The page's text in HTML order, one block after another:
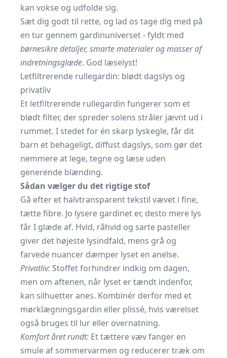
kan vokse og udfolde sig.
Sæt dig godt til rette, og lad os tage dig med på
en tur gennem gardinuniverset - fyldt med
børnesikre detaljer, smarte materialer og masser af
indretningsglæde. God læselyst!
Letfiltrerende rullegardin: blødt dagslys og
privatliv
Et letfiltrerende rullegardin fungerer som et
blødt filter, der spreder solens stråler jævnt ud i
rummet. I stedet for én skarp lyskegle, får dit
barn et behageligt, diffust dagslys, som gør det
nemmere at lege, tegne og læse uden
generende blænding.
Sådan vælger du det rigtige stof
Gå efter et halvtransparent tekstil vævet i fine,
tætte fibre. Jo lysere gardinet er, desto mere lys
får I glæde af. Hvid, råhvid og sarte pasteller
giver det højeste lysindfald, mens grå og
farvede nuancer dæmper lyset en anelse.
Privatliv: Stoffet forhindrer indkig om dagen,
men om aftenen, når lyset er tændt indenfor,
kan silhuetter anes. Kombinér derfor med et
mørklægningsgardin eller plissé, hvis værelset
også bruges til lur eller overnatning.
Komfort året rundt: Et tættere væv fanger en
smule af sommervarmen og reducerer træk om